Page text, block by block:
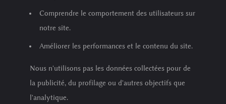
Comprendre le comportement des utilisateurs sur
notre site.
Améliorer les performances et le contenu du site.
Nous n'utilisons pas les données collectées pour de
la publicité, du profilage ou d'autres objectifs que
l'analytique.